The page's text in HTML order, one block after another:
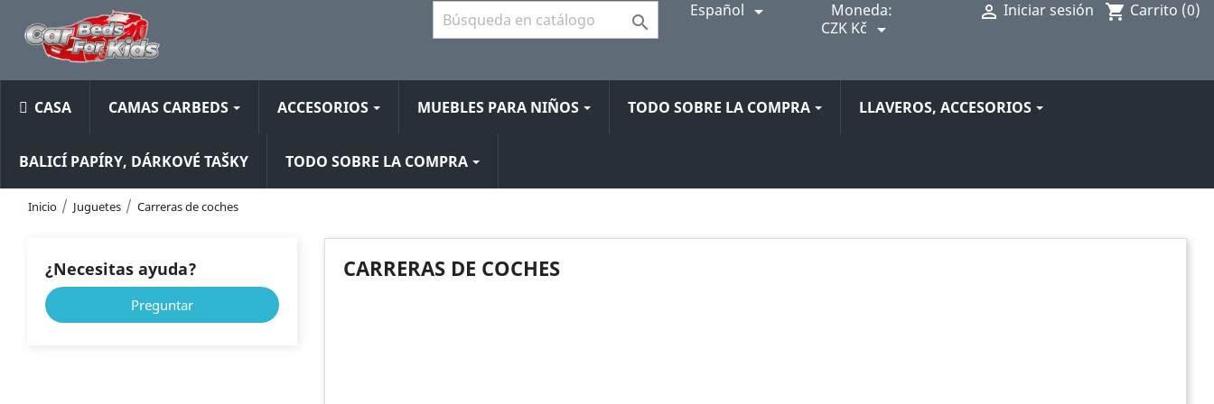

Español 
Moneda:
CZK Kč 
 Iniciar sesión shopping_cart Carrito (0)
CASA CAMAS CARBEDS ACCESORIOS MUEBLES PARA NIÑOS TODO SOBRE LA COMPRA LLAVEROS, ACCESORIOS
BALICÍ PAPÍRY, DÁRKOVÉ TAŠKY TODO SOBRE LA COMPRA
Inicio Juguetes Carreras de coches
¿Necesitas ayuda?
Preguntar
CARRERAS DE COCHES